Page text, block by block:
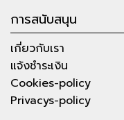
การสนับสนุน
เกี่ยวกับเรา
แจ้งชำระเงิน
Cookies-policy
Privacys-policy